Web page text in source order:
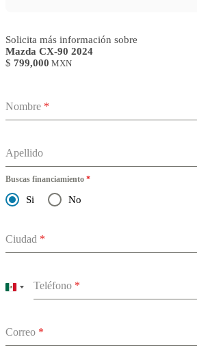
Solicita más información sobre
Mazda CX-90 2024
$ 799,000 MXN
Nombre *
Apellido
Buscas financiamiento *
Si No
Ciudad *
Teléfono *
Mexico
Correo *